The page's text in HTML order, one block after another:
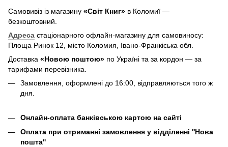
Самовивіз із магазину «Світ Книг» в Коломиї —
безкоштовний.
Адреса стаціонарного офлайн-магазину для самовиносу:
Площа Ринок 12, місто Коломия, Івано-Франкіська обл.
Доставка «Новою поштою» по Україні та за кордон — за
тарифами перевізника.
Замовлення, оформлені до 16:00, відправляються того ж
дня.
Онлайн-оплата банківською картою на сайті
Оплата при отриманні замовлення у відділенні ''Нова
пошта''